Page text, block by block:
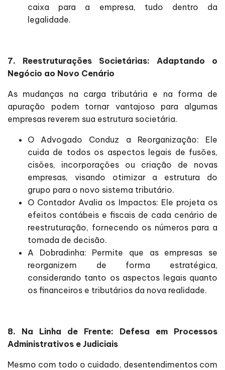
caixa para a empresa, tudo dentro da
legalidade.
7. Reestruturações Societárias: Adaptando o
Negócio ao Novo Cenário
As mudanças na carga tributária e na forma de
apuração podem tornar vantajoso para algumas
empresas reverem sua estrutura societária.
O Advogado Conduz a Reorganização: Ele
cuida de todos os aspectos legais de fusões,
cisões, incorporações ou criação de novas
empresas, visando otimizar a estrutura do
grupo para o novo sistema tributário.
O Contador Avalia os Impactos: Ele projeta os
efeitos contábeis e fiscais de cada cenário de
reestruturação, fornecendo os números para a
tomada de decisão.
A Dobradinha: Permite que as empresas se
reorganizem de forma estratégica,
considerando tanto os aspectos legais quanto
os financeiros e tributários da nova realidade.
8. Na Linha de Frente: Defesa em Processos
Administrativos e Judiciais
Mesmo com todo o cuidado, desentendimentos com